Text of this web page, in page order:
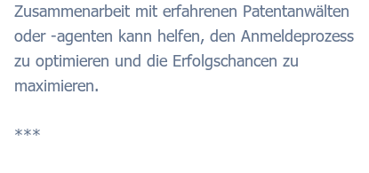
Zusammenarbeit mit erfahrenen Patentanwälten
oder -agenten kann helfen, den Anmeldeprozess
zu optimieren und die Erfolgschancen zu
maximieren.
***